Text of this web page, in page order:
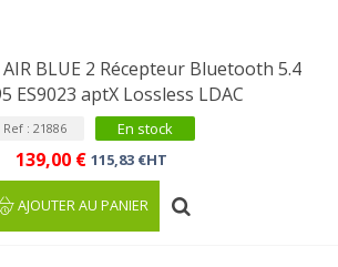
AIR BLUE 2 Récepteur Bluetooth 5.4
ES9023 aptX Lossless LDAC
Ref : 21886 En stock
139,00 € 115,83 €HT
AJOUTER AU PANIER